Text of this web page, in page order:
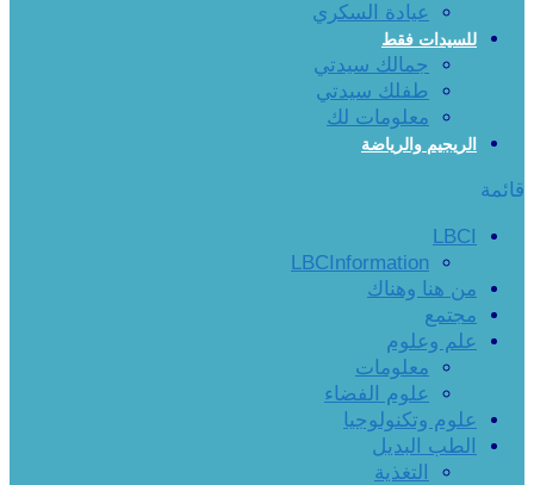
عيادة السكري
للسيدات فقط
جمالك سيدتي
طفلك سيدتي
معلومات لك
الريجيم والرياضة
قائمة
LBCI
LBCInformation
من هنا وهناك
مجتمع
علم وعلوم
معلومات
علوم الفضاء
علوم وتكنولوجيا
الطب البديل
التغذية